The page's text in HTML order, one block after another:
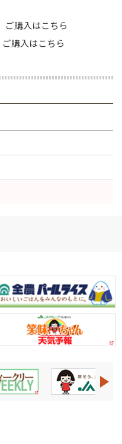
ご購入はこちら
ご購入はこちら